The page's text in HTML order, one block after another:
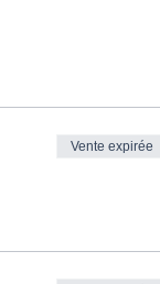
Vente expirée